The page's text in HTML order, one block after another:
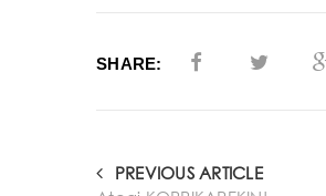
SHARE:
PREVIOUS ARTICLE